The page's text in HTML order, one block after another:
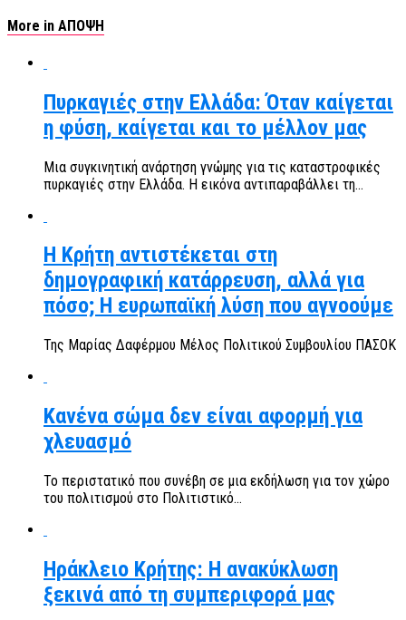
More in ΑΠΟΨΗ
Πυρκαγιές στην Ελλάδα: Όταν καίγεται
η φύση, καίγεται και το μέλλον μας
Μια συγκινητική ανάρτηση γνώμης για τις καταστροφικές
πυρκαγιές στην Ελλάδα. Η εικόνα αντιπαραβάλλει τη...
Η Κρήτη αντιστέκεται στη
δημογραφική κατάρρευση, αλλά για
πόσο; Η ευρωπαϊκή λύση που αγνοούμε
Της Μαρίας Δαφέρμου Μέλος Πολιτικού Συμβουλίου ΠΑΣΟΚ
Κανένα σώμα δεν είναι αφορμή για
χλευασμό
Το περιστατικό που συνέβη σε μια εκδήλωση για τον χώρο
του πολιτισμού στο Πολιτιστικό...
Ηράκλειο Κρήτης: Η ανακύκλωση
ξεκινά από τη συμπεριφορά μας